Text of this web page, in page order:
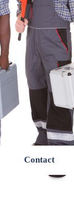
Contact